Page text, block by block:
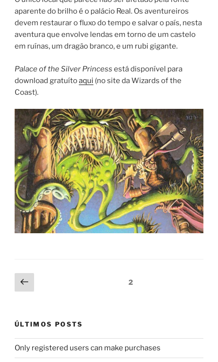
aparente do brilho é o palácio Real. Os aventureiros
devem restaurar o fluxo do tempo e salvar o país, nesta
aventura que envolve lendas em torno de um castelo
em ruínas, um dragão branco, e um rubi gigante.
Palace of the Silver Princess está disponível para
download gratuítoaqui (no site da Wizards of the
Coast).
Navegação
por
Página
anterior
Página2
ÚLTIMOS POSTS
Only registered users can make purchases